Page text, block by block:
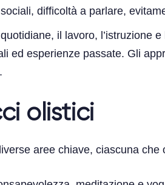
difficoltà a parlare,
il lavoro, l’istruzione
ed esperienze passate. Gli
olistici
aree chiave, ciascuna che